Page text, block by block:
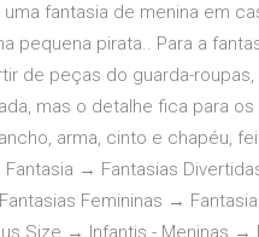
fantasia de menina em
pequena pirata.. Para a
de peças do guarda-
mas o detalhe fica para
arma, cinto e chapéu,
Fantasia → Fantasias
Femininas →